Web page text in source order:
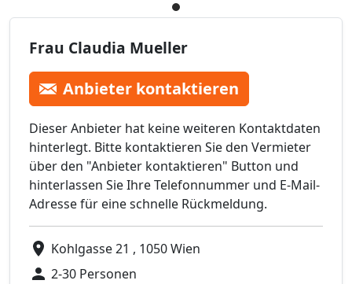
Frau Claudia Mueller
Anbieter kontaktieren
Dieser Anbieter hat keine weiteren Kontaktdaten
hinterlegt. Bitte kontaktieren Sie den Vermieter
über den "Anbieter kontaktieren" Button und
hinterlassen Sie Ihre Telefonnummer und E-Mail-
Adresse für eine schnelle Rückmeldung.
Kohlgasse 21 , 1050 Wien
2-30 Personen